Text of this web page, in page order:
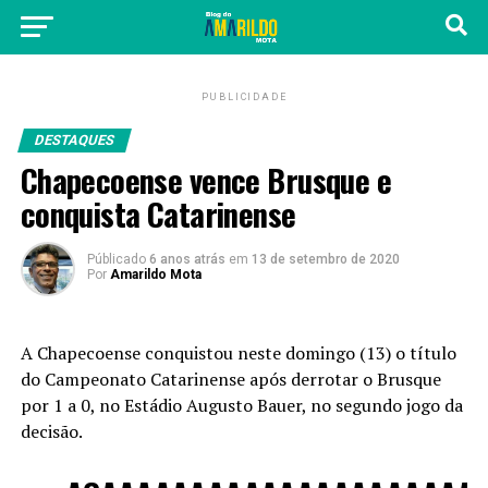
PUBLICIDADE
DESTAQUES
Chapecoense vence Brusque e
conquista Catarinense
Públicado 6 anos atrás em 13 de setembro de 2020
Por Amarildo Mota
A Chapecoense conquistou neste domingo (13) o título
do Campeonato Catarinense após derrotar o Brusque
por 1 a 0, no Estádio Augusto Bauer, no segundo jogo da
decisão.